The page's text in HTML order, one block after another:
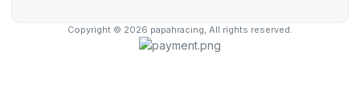
Copyright © 2026 papahracing, All rights reserved.